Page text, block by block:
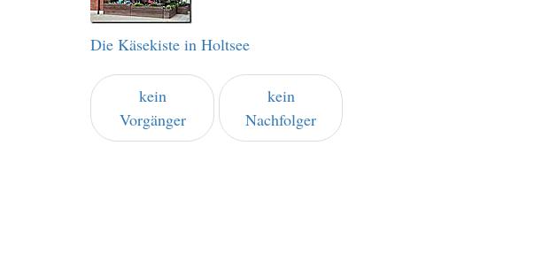
Die Käsekiste in Holtsee
kein
Vorgänger
kein
Nachfolger